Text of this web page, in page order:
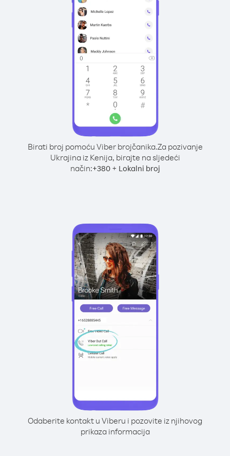
Birati broj pomoću Viber brojčanika.Za pozivanje
Ukrajina iz Kenija, birajte na sljedeći
način:+380+ Lokalni broj
Odaberite kontakt u Viberu i pozovite iz njihovog
prikaza informacija